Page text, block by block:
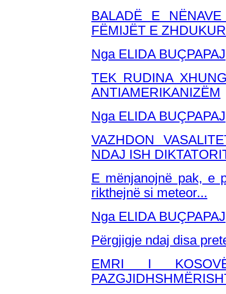
BALADË E
FËMIJËT E ZHDUKUR
Nga ELIDA BUÇPAPAJ
TEK RUDINA
ANTIAMERIKANIZËM
Nga ELIDA BUÇPAPAJ
VAZHDON
NDAJ ISH
E mënjanojnë pak, e
rikthejnë si meteor...
Nga ELIDA BUÇPAPAJ
Përgjigje ndaj disa
EMRI I